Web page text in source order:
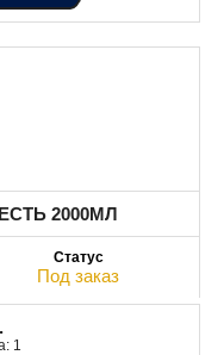
2000МЛ
Под заказ
1